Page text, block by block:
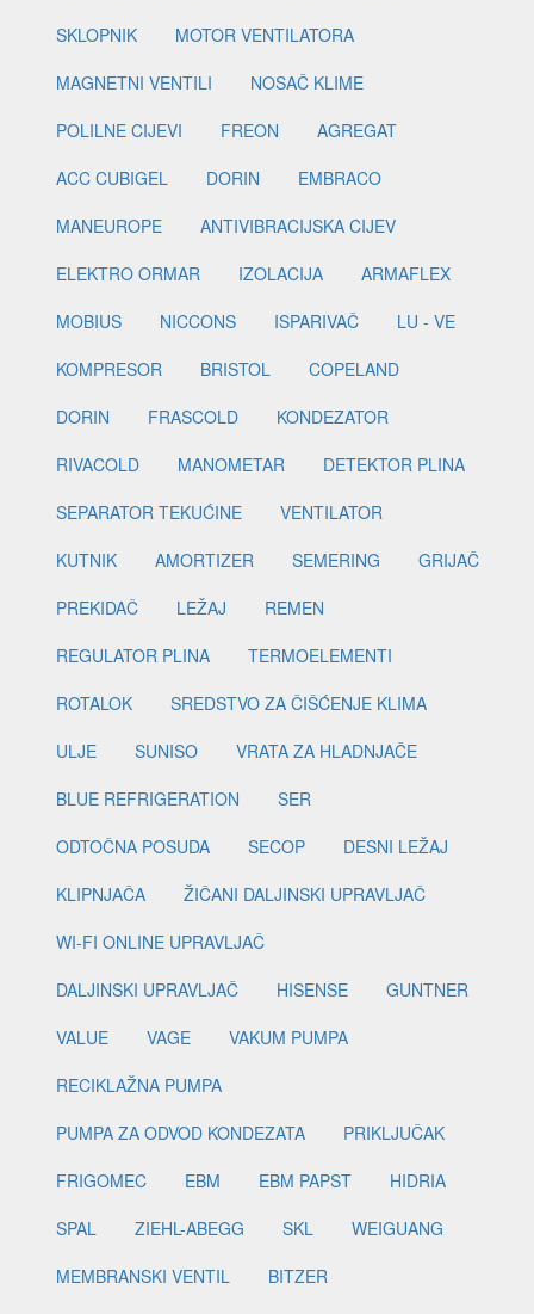
SKLOPNIK
MOTOR VENTILATORA
MAGNETNI VENTILI
NOSAČ KLIME
POLILNE CIJEVI
FREON
AGREGAT
ACC CUBIGEL
DORIN
EMBRACO
MANEUROPE
ANTIVIBRACIJSKA CIJEV
ELEKTRO ORMAR
IZOLACIJA
ARMAFLEX
MOBIUS
NICCONS ISPARIVAČ
LU - VE
KOMPRESOR
BRISTOL
COPELAND
DORIN
FRASCOLD
KONDEZATOR
RIVACOLD
MANOMETAR
DETEKTOR PLINA
SEPARATOR TEKUĆINE
VENTILATOR
KUTNIK
AMORTIZER SEMERING
GRIJAČ
PREKIDAČ
LEŽAJ
REMEN
REGULATOR PLINA
TERMOELEMENTI
ROTALOK
SREDSTVO ZA ČIŠĆENJE KLIMA
ULJE
SUNISO
VRATA ZA HLADNJAČE
BLUE REFRIGERATION
SER
ODTOČNA POSUDA
SECOP
DESNI LEŽAJ
KLIPNJAČA
ŽIČANI DALJINSKI UPRAVLJAČ
WI-FI ONLINE UPRAVLJAČ
DALJINSKI UPRAVLJAČ
HISENSE
GUNTNER
VALUE
VAGE
VAKUM PUMPA
RECIKLAŽNA PUMPA
PUMPA ZA ODVOD KONDEZATA
PRIKLJUČAK
FRIGOMEC
EBM EBM PAPST
HIDRIA
SPAL
ZIEHL-ABEGG SKL
WEIGUANG
MEMBRANSKI VENTIL
BITZER